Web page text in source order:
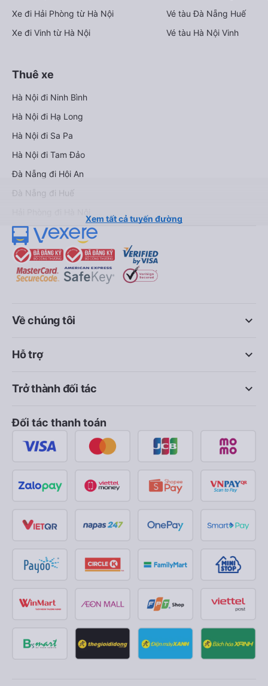
Xe đi Hải Phòng từ Hà Nội
Xe đi Vinh từ Hà Nội
Vé tàu Đà Nẵng Huế
Vé tàu Hà Nội Vinh
Thuê xe
Hà Nội đi Ninh Bình
Hà Nội đi Hạ Long
Hà Nội đi Sa Pa
Hà Nội đi Tam Đảo
Đà Nẵng đi Hội An
Đà Nẵng đi Huế
Xem tất cả tuyến đường
keyboard_arrow_down
Về chúng tôi
keyboard_arrow_down
Hỗ trợ
keyboard_arrow_down
Trở thành đối tác
Đối tác thanh toán